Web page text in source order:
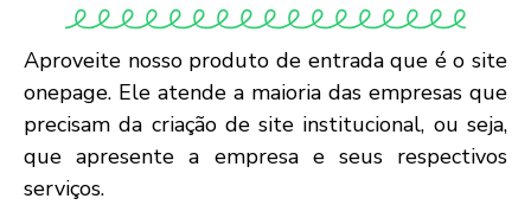
Aproveite nosso produto de entrada que é o site
onepage. Ele atende a maioria das empresas que
precisam da criação de site institucional, ou seja,
que apresente a empresa e seus respectivos
serviços.